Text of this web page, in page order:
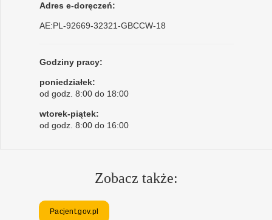
Adres e-doręczeń:
AE:PL-92669-32321-GBCCW-18
Godziny pracy:
poniedziałek:
od godz. 8:00 do 18:00
wtorek-piątek:
od godz. 8:00 do 16:00
Zobacz także:
Pacjent.gov.pl